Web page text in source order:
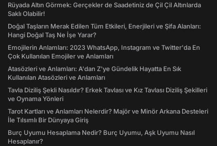
Rüyada Altın Görmek: Gerçekler de Saadetiniz de Çil Çil Altınlarda
Saklı Olabilir!
Doğal Taşların Merak Edilen Tüm Etkileri, Enerjileri ve Şifa Alanları:
Hangi Doğal Taş Ne İşe Yarar?
Emojilerin Anlamları: 2023 WhatsApp, Instagram ve Twitter'da En
Çok Kullanılan Emojiler ve Anlamları
Atasözleri ve Anlamları: A'dan Z'ye Gündelik Hayatta En Sık
Kullanılan Atasözleri ve Anlamları
Tavla Diziliş Şekli Nasıldır? Erkek Tavlası ve Kız Tavlası Diziliş Şekilleri
ve Oynama Yönleri
Tarot Kartları ve Anlamları Nelerdir? Majör ve Minör Arkana Desteleri
İle Tılsımlı Bir Dünyaya Giriş
Burç Uyumu Hesaplama Nedir? Burç Uyumu, Aşk Uyumu Nasıl
Hesaplanır?